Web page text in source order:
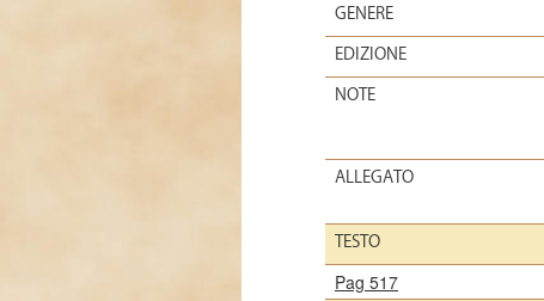
GENERE
EDIZIONE
NOTE
ALLEGATO
TESTO
Pag 517